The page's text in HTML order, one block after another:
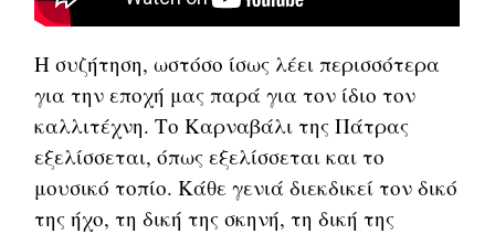
Η συζήτηση, ωστόσο ίσως λέει περισσότερα
για την εποχή μας παρά για τον ίδιο τον
καλλιτέχνη. Το Καρναβάλι της Πάτρας
εξελίσσεται, όπως εξελίσσεται και το
μουσικό τοπίο. Κάθε γενιά διεκδικεί τον δικό
της ήχο, τη δική της σκηνή, τη δική της